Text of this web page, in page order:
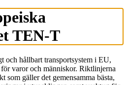
TEN-T
och hållbart transportsystem i EU,
varor och människor. Riktlinjerna
gäller det gemensamma bästa,